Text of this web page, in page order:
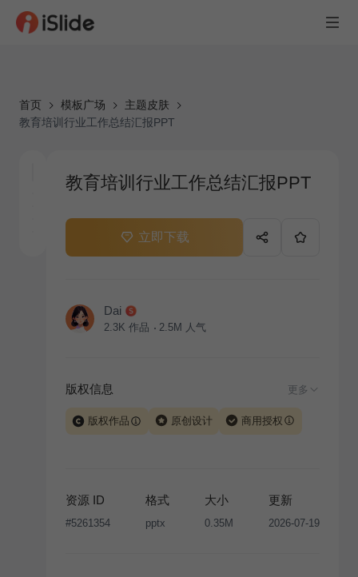
首页 模板广场
主题皮肤
教育培训行业工作总结汇报PPT
教育培训行业工作总结汇报PPT
立即下载
Dai
2.3K 作品 2.5M 人气
版权信息 更多
版权作品 原创设计 商用授权
版权声明
条款，禁止任何形式的转让、出售或出租，未
经投权许可任何人不得擅自转载和分发，否则将接照我
资源 ID
#5261354
格式
pptx
大小
0.35M
更新
2026-07-19